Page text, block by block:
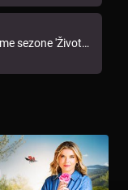
sezone 'Života
odnio ...